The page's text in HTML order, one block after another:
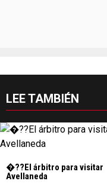
LEE TAMBIÉN
�??El árbitro para visitar
Avellaneda